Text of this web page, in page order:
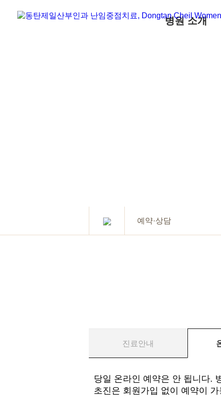
병원 소개
예약·상담
진료안내
당일 온라인 예약은 안 됩니다.
초진은 회원가입 없이 예약이